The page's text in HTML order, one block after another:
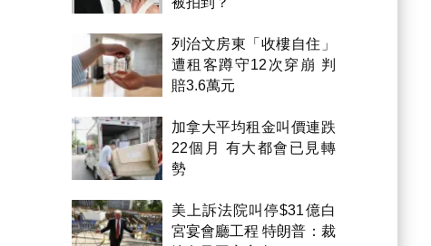
列治文房東「收樓自住」
遭租客蹲守12次穿崩 判
賠3.6萬元
加拿大平均租金叫價連跌
22個月 有大都會已見轉
勢
美上訴法院叫停$31億白
宮宴會廳工程 特朗普：裁